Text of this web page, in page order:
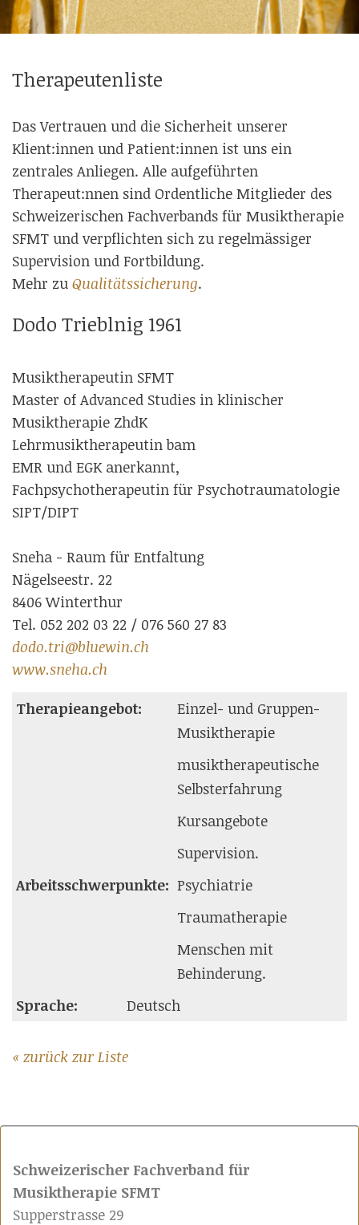
Therapeutenliste
Das Vertrauen und die Sicherheit unserer
Klient:innen und Patient:innen ist uns ein
zentrales Anliegen. Alle aufgeführten
Therapeut:nnen sind Ordentliche Mitglieder des
Schweizerischen Fachverbands für Musiktherapie
SFMT und verpflichten sich zu regelmässiger
Supervision und Fortbildung.
Mehr zu Qualitätssicherung.
Dodo Trieblnig 1961
Musiktherapeutin SFMT
Master of Advanced Studies in klinischer
Musiktherapie ZhdK
Lehrmusiktherapeutin bam
EMR und EGK anerkannt,
Fachpsychotherapeutin für Psychotraumatologie
SIPT/DIPT
Sneha - Raum für Entfaltung
Nägelseestr. 22
8406 Winterthur
Tel. 052 202 03 22 / 076 560 27 83
dodo.tri@bluewin.ch
www.sneha.ch
Therapieangebot:
Einzel- und Gruppen-
Musiktherapie
musiktherapeutische
Selbsterfahrung
Kursangebote
Supervision.
Arbeitsschwerpunkte: Psychiatrie
Traumatherapie
Menschen mit
Behinderung.
Sprache:
Deutsch
« zurück zur Liste
Schweizerischer Fachverband für
Musiktherapie SFMT
Supperstrasse 29